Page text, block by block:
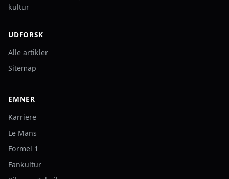
kultur
UDFORSK
Alle artikler
Sitemap
EMNER
Karriere
Le Mans
Formel 1
Fankultur